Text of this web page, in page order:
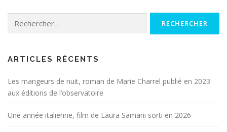
ARTICLES RÉCENTS
Les mangeurs de nuit, roman de Marie Charrel publié en 2023
aux éditions de l’observatoire
Une année italienne, film de Laura Samani sorti en 2026